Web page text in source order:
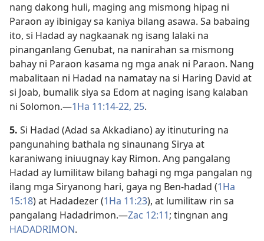
nang dakong huli, maging ang mismong hipag ni
Paraon ay ibinigay sa kaniya bilang asawa. Sa babaing
ito, si Hadad ay nagkaanak ng isang lalaki na
pinanganlang Genubat, na nanirahan sa mismong
bahay ni Paraon kasama ng mga anak ni Paraon. Nang
mabalitaan ni Hadad na namatay na si Haring David at
si Joab, bumalik siya sa Edom at naging isang kalaban
ni Solomon.​—1Ha 11:14-22, 25.
5. Si Hadad (Adad sa Akkadiano) ay itinuturing na
pangunahing bathala ng sinaunang Sirya at
karaniwang iniuugnay kay Rimon. Ang pangalang
Hadad ay lumilitaw bilang bahagi ng mga pangalan ng
ilang mga Siryanong hari, gaya ng Ben-hadad (1Ha
15:18) at Hadadezer (1Ha 11:23), at lumilitaw rin sa
pangalang Hadadrimon.​—Zac 12:11; tingnan ang
HADADRIMON.